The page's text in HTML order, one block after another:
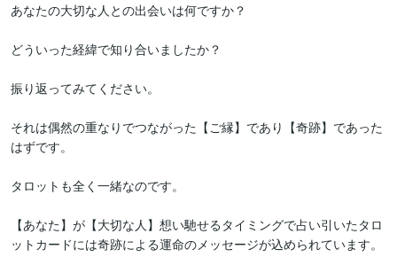
あなたの大切な人との出会いは何ですか？
どういった経緯で知り合いましたか？
振り返ってみてください。
それは偶然の重なりでつながった【ご縁】であり【奇跡】であった
はずです。
タロットも全く一緒なのです。
【あなた】が【大切な人】想い馳せるタイミングで占い引いたタロ
ットカードには奇跡による運命のメッセージが込められています。